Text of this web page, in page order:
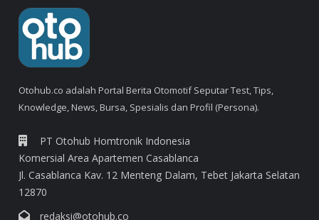
Otohub.co adalah Portal Berita Otomotif Seputar Test, Tips,
Knowledge, News, Bursa, Spesialis dan Profil (Persona).
PT Otohub Homtronik Indonesia
Komersial Area Apartemen Casablanca
Jl. Casablanca Kav. 12 Menteng Dalam, Tebet Jakarta Selatan
12870
redaksi@otohub.co